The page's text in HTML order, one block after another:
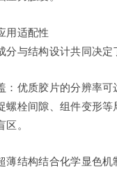
用适配性
分与结构设计共同决定
：优质胶片的分辨率可
螺栓间隙、组件变形等
。
薄结构结合化学显色机